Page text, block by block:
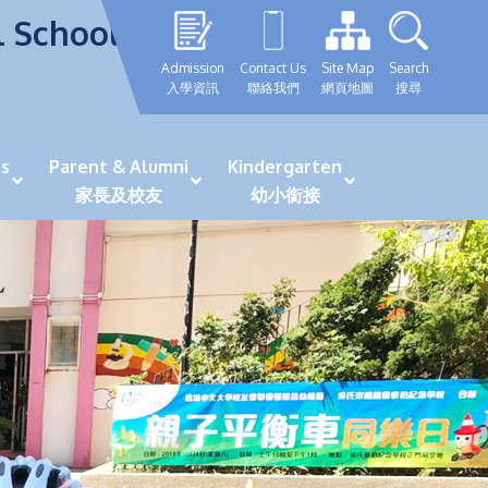
Admission
入學資訊
Contact Us
聯絡我們
Site Map
網頁地圖
Search
搜尋
School
Parent & Alumni
家長及校友
Kindergarten
幼小銜接